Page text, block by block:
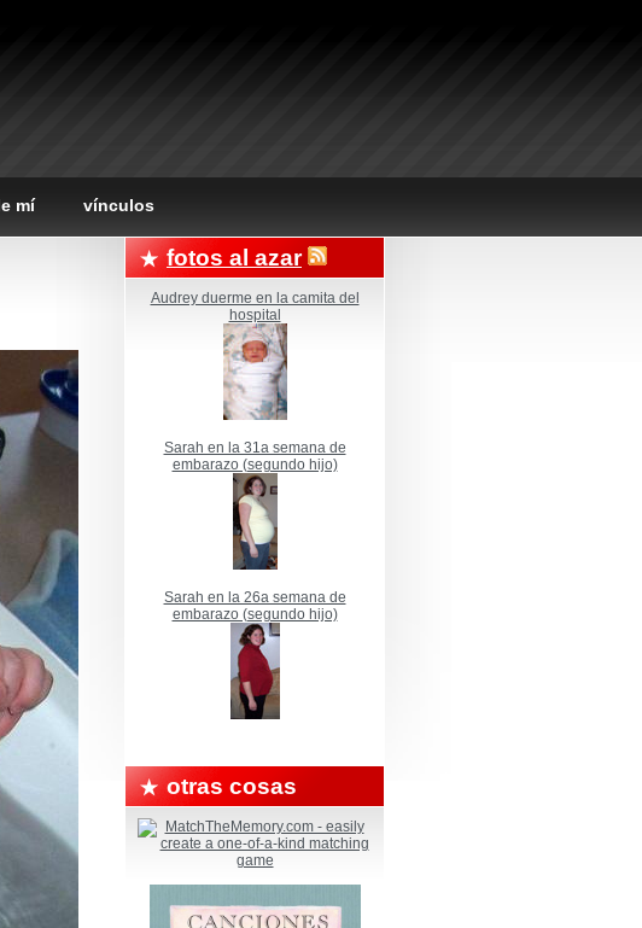
mí vínculos
fotos al azar
Audrey duerme en la camita del
hospital
Sarah en la 31a semana de
embarazo (segundo hijo)
Sarah en la 26a semana de
embarazo (segundo hijo)
otras cosas